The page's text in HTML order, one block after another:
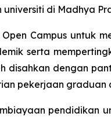
di Madhya
Campus
serta
disahkan dengan
pekerjaan graduan